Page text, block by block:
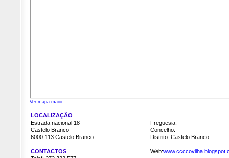
Ver mapa maior
LOCALIZAÇÃO
Estrada nacional 18
Freguesia:
Castelo Branco
Concelho:
6000-113 Castelo Branco
Distrito: Castelo
CONTACTOS Web: